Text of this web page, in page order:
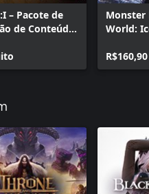
– Pacote de
de Conteúdo
Monster
World:
R$160,90